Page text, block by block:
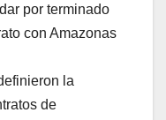
por terminado
con Amazonas
la
de